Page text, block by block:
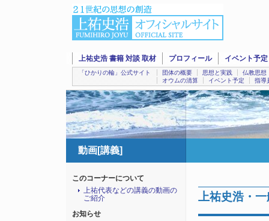
上祐史浩 書籍 対談 取材 プロフィール イベント予定
「ひかりの輪」公式サイト 団体の概要 思想と実践
仏教思想
オウムの清算
イベント予定 指導
動画[講義]
上祐史浩・
このコーナーについて
上祐代表などの講義の動画の
ご紹介
お知らせ